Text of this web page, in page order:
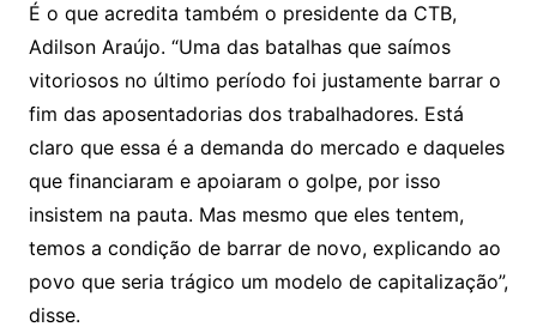
É o que acredita também o presidente da CTB,
Adilson Araújo. “Uma das batalhas que saímos
vitoriosos no último período foi justamente barrar o
fim das aposentadorias dos trabalhadores. Está
claro que essa é a demanda do mercado e daqueles
que financiaram e apoiaram o golpe, por isso
insistem na pauta. Mas mesmo que eles tentem,
temos a condição de barrar de novo, explicando ao
povo que seria trágico um modelo de capitalização”,
disse.